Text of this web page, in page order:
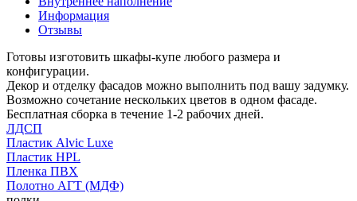
Информация
Отзывы
Готовы изготовить шкафы-купе любого размера и
конфигурации.
Декор и отделку фасадов можно выполнить под вашу задумку.
Возможно сочетание нескольких цветов в одном фасаде.
Бесплатная сборка в течение 1-2 рабочих дней.
ЛДСП
Пластик Alvic Luxe
Пластик HPL
Пленка ПВХ
Полотно АГТ (МДФ)